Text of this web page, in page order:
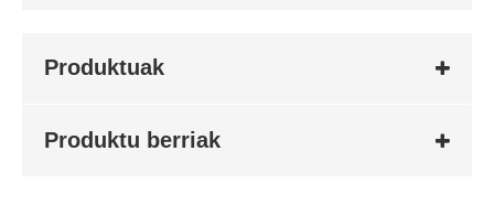
Produktuak
Produktu berriak